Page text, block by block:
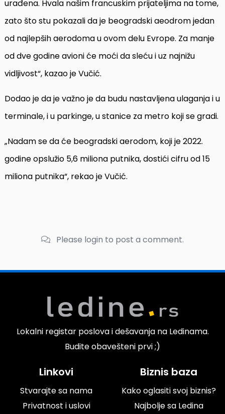
urađena. Hvala našim francuskim prijateljima na tome,
zato što stu pokazali da je beogradski aeodrom jedan
od najlepših aerodoma u ovom delu Evrope. Za manje
od dve godine avioni će moći da sleću i uz najnižu
vidljivost“, kazao je Vučić.
Dodao je da je važno je da budu nastavljena ulaganja i u
terminale, i u parkinge, u stanice za metro koji se gradi.
„Nadam se da će beogradski aerodom, koji je 2022.
godine opslužio 5,6 miliona putnika, dostići cifru od 15
miliona putnika“, rekao je Vučić.
Please login to post a comment.
Lokalni registar poslova i dešavanja na Ledinama.
Budite obavešteni prvi ;)
Linkovi
Stvarajte sa nama
Privatnost i uslovi
Biznis baza
Kako oglasiti svoj biznis?
Najbolje sa Ledina